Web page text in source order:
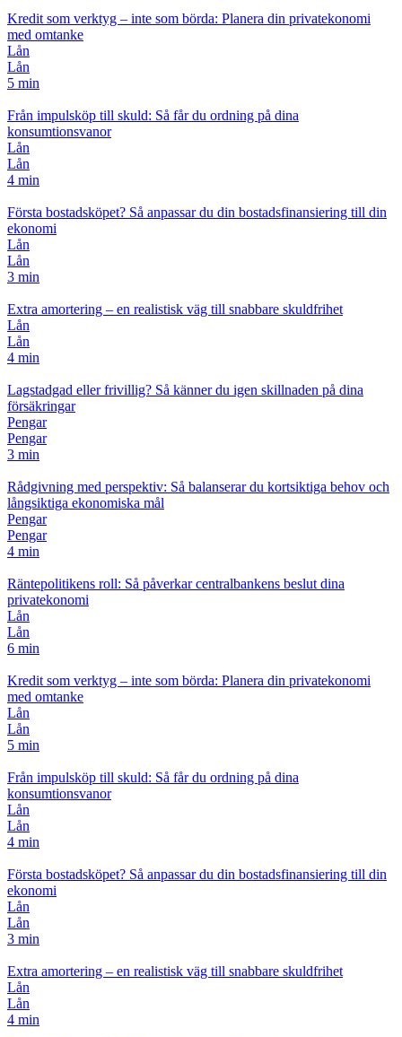
Kredit som verktyg – inte som börda: Planera din privatekonomi
med omtanke
Lån
Lån
5 min
Från impulsköp till skuld: Så får du ordning på dina
konsumtionsvanor
Lån
Lån
4 min
Första bostadsköpet? Så anpassar du din bostadsfinansiering till din
ekonomi
Lån
Lån
3 min
Extra amortering – en realistisk väg till snabbare skuldfrihet
Lån
Lån
4 min
Lagstadgad eller frivillig? Så känner du igen skillnaden på dina
försäkringar
Pengar
Pengar
3 min
Rådgivning med perspektiv: Så balanserar du kortsiktiga behov och
långsiktiga ekonomiska mål
Pengar
Pengar
4 min
Räntepolitikens roll: Så påverkar centralbankens beslut dina
privatekonomi
Lån
Lån
6 min
Kredit som verktyg – inte som börda: Planera din privatekonomi
med omtanke
Lån
Lån
5 min
Från impulsköp till skuld: Så får du ordning på dina
konsumtionsvanor
Lån
Lån
4 min
Första bostadsköpet? Så anpassar du din bostadsfinansiering till din
ekonomi
Lån
Lån
3 min
Extra amortering – en realistisk väg till snabbare skuldfrihet
Lån
Lån
4 min